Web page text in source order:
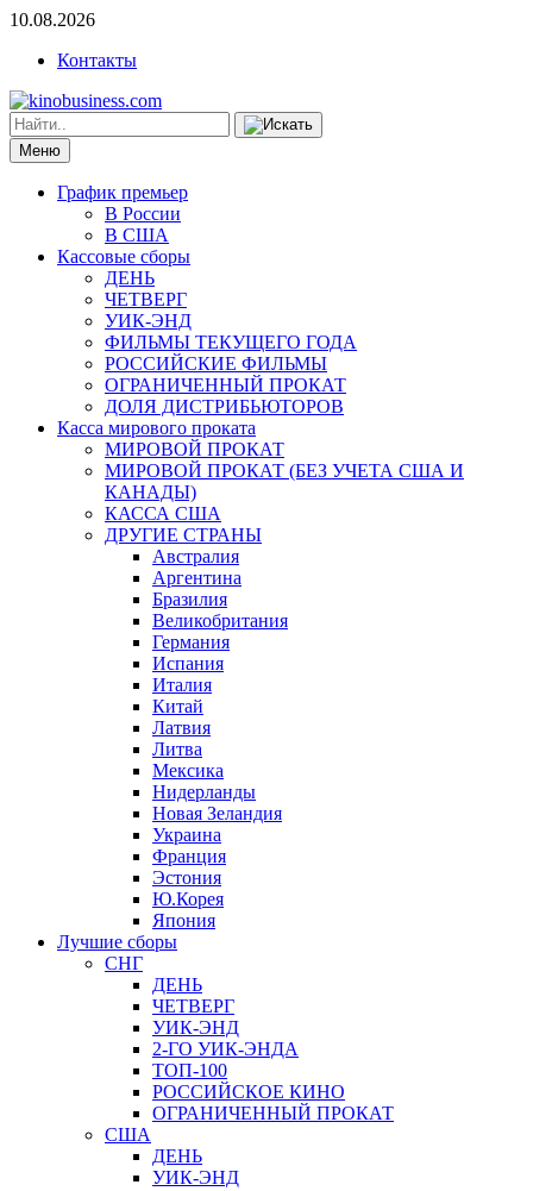
10.08.2026
Контакты
Меню
График премьер
В России
В США
Кассовые сборы
ДЕНЬ
ЧЕТВЕРГ
УИК-ЭНД
ФИЛЬМЫ ТЕКУЩЕГО ГОДА
РОССИЙСКИЕ ФИЛЬМЫ
ОГРАНИЧЕННЫЙ ПРОКАТ
ДОЛЯ ДИСТРИБЬЮТОРОВ
Касса мирового проката
МИРОВОЙ ПРОКАТ
МИРОВОЙ ПРОКАТ (БЕЗ УЧЕТА США И
КАНАДЫ)
КАССА США
ДРУГИЕ СТРАНЫ
Австралия
Аргентина
Бразилия
Великобритания
Германия
Испания
Италия
Китай
Латвия
Литва
Мексика
Нидерланды
Новая Зеландия
Украина
Франция
Эстония
Ю.Корея
Япония
Лучшие сборы
СНГ
ДЕНЬ
ЧЕТВЕРГ
УИК-ЭНД
2-ГО УИК-ЭНДА
ТОП-100
РОССИЙСКОЕ КИНО
ОГРАНИЧЕННЫЙ ПРОКАТ
США
ДЕНЬ
УИК-ЭНД